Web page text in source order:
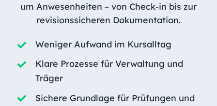
um Anwesenheiten – von Check-in bis zur
revisionssicheren Dokumentation.
Weniger Aufwand im Kursalltag
Klare Prozesse für Verwaltung und
Träger
Sichere Grundlage für Prüfungen und